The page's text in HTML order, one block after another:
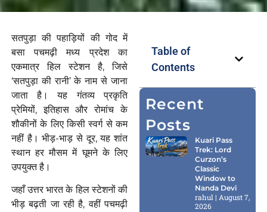
सतपुड़ा की पहाड़ियों की गोद में
बसा पचमढ़ी मध्य प्रदेश का
एकमात्र हिल स्टेशन है, जिसे
‘सतपुड़ा की रानी’ के नाम से जाना
जाता है। यह गंतव्य प्रकृति
प्रेमियों, इतिहास और रोमांच के
शौकीनों के लिए किसी स्वर्ग से कम
नहीं है। भीड़-भाड़ से दूर, यह शांत
स्थान हर मौसम में घूमने के लिए
उपयुक्त है।
जहाँ उत्तर भारत के हिल स्टेशनों की
भीड़ बढ़ती जा रही है, वहीं पचमढ़ी
Table of
Contents
Recent
Posts
Kuari Pass
Trek: Lord
Curzon’s
Classic
Window to
Nanda Devi
rahul
August 7,
2026